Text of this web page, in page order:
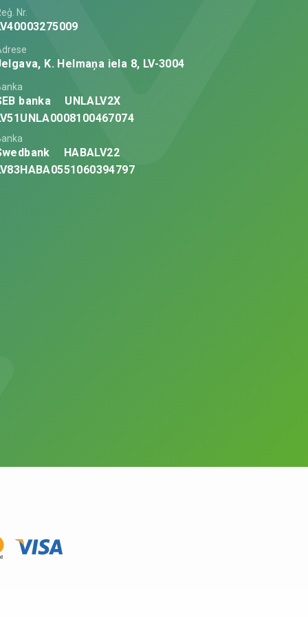
Nr.
K. Helmaņa iela 8, LV-3004
banka
UNLALV2X
HABALV22